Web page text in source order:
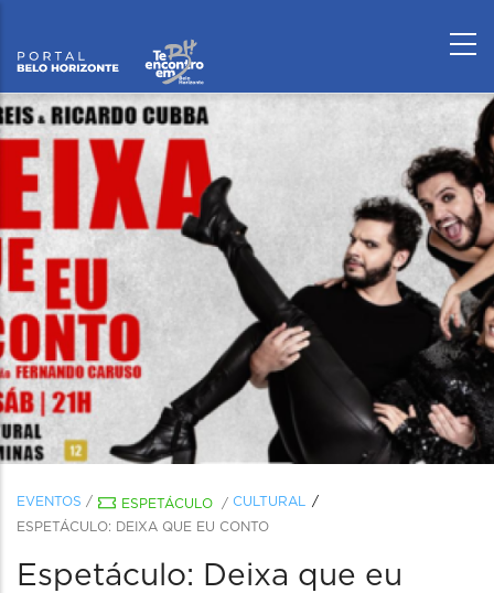
EVENTOS / ESPETÁCULO / CULTURAL
ESPETÁCULO: DEIXA QUE EU CONTO
Espetáculo: Deixa que eu